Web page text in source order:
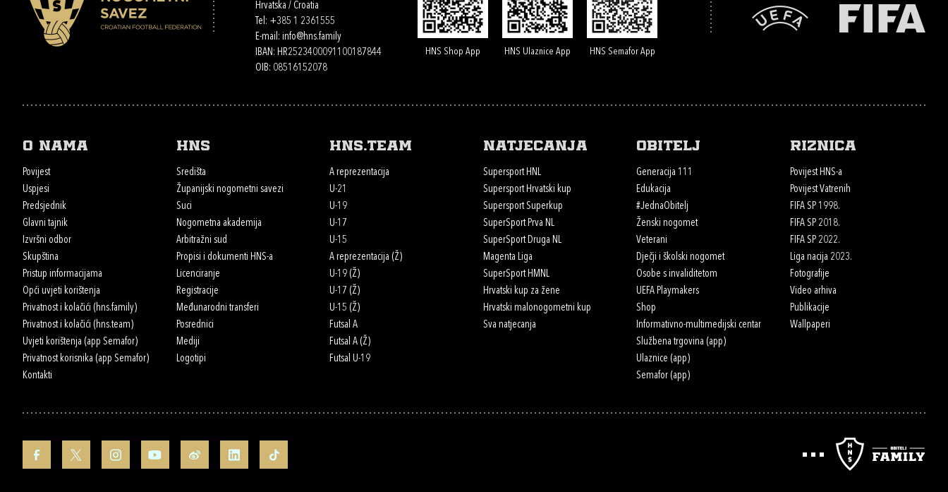
Hrvatska / Croatia
Tel: +385 1 2361555
E-mail: info@hns.family
IBAN: HR2523400091100187844
OIB: 08516152078
HNS Shop App HNS Ulaznice App HNS Semafor App
O nama
Povijest
Uspjesi
Predsjednik
Glavni tajnik
Izvršni odbor
Skupština
Pristup informacijama
Opći uvjeti korištenja
Privatnost i kolačići (hns.family)
Privatnost i kolačići (hns.team)
Uvjeti korištenja (app Semafor)
Privatnost korisnika (app Semafor)
Kontakti
HNS
Središta
Županijski nogometni savezi
Suci
Nogometna akademija
Arbitražni sud
Propisi i dokumenti HNS-a
Licenciranje
Registracije
Međunarodni transferi
Posrednici
Mediji
Logotipi
HNS.team
A reprezentacija
U-21
U-19
U-17
U-15
A reprezentacija (Ž)
U-19 (Ž)
U-17 (Ž)
U-15 (Ž)
Futsal A
Futsal A (Ž)
Futsal U-19
Natjecanja
Supersport HNL
Supersport Hrvatski kup
Supersport Superkup
SuperSport Prva NL
SuperSport Druga NL
Magenta Liga
SuperSport HMNL
Hrvatski kup za žene
Hrvatski malonogometni kup
Sva natjecanja
Obitelj
Generacija 111
Edukacija
#JednaObitelj
Ženski nogomet
Veterani
Dječji i školski nogomet
Osobe s invaliditetom
UEFA Playmakers
Shop
Informativno-multimedijski centar
Službena trgovina (app)
Ulaznice (app)
Semafor (app)
Riznica
Povijest HNS-a
Povijest Vatrenih
FIFA SP 1998.
FIFA SP 2018.
FIFA SP 2022.
Liga nacija 2023.
Fotografije
Video arhiva
Publikacije
Wallpaperi